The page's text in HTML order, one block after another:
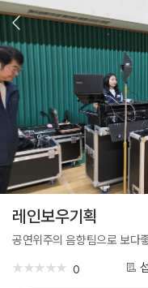
뒤
로
가
기
레인보우기획
공연위주의 음향팀으로 보다
★★★★★
★★★★★ 0